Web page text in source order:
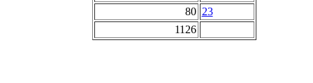
80 23
1126